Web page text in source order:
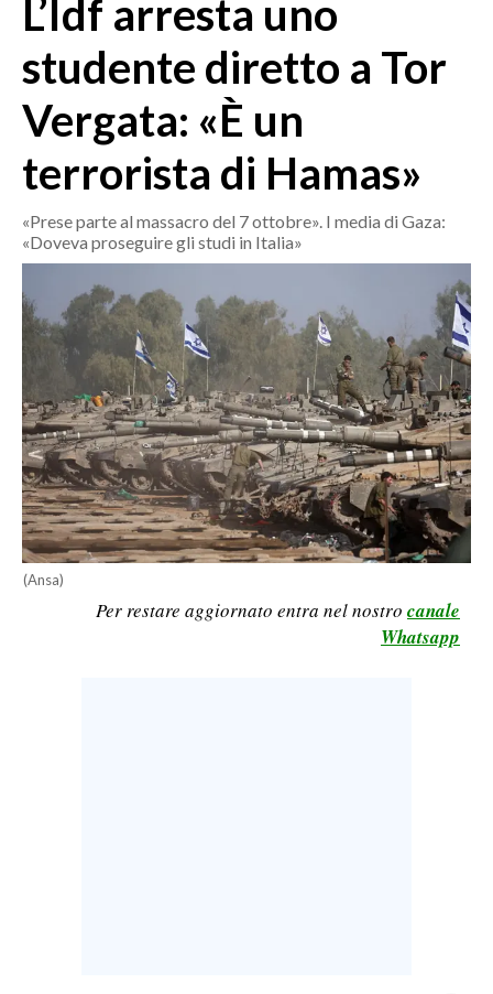
MEDIO CAMPIDANO
SASSARI E PROVINCIA
GALLURA
NUORO E PROVINCIA
OGLIASTRA
CRONACA
ITALIA
MONDO
POLITICA
ECONOMIA
SERVIZI ALLE IMPRESE
LAVORO
BANDI
SPORT IN SARDEGNA
L’Idf arresta uno
studente diretto a Tor
Vergata: «È un
terrorista di Hamas»
«Prese parte al massacro del 7 ottobre». I media di Gaza:
«Doveva proseguire gli studi in Italia»
(Ansa)
Per restare aggiornato entra nel nostro canale
Whatsapp